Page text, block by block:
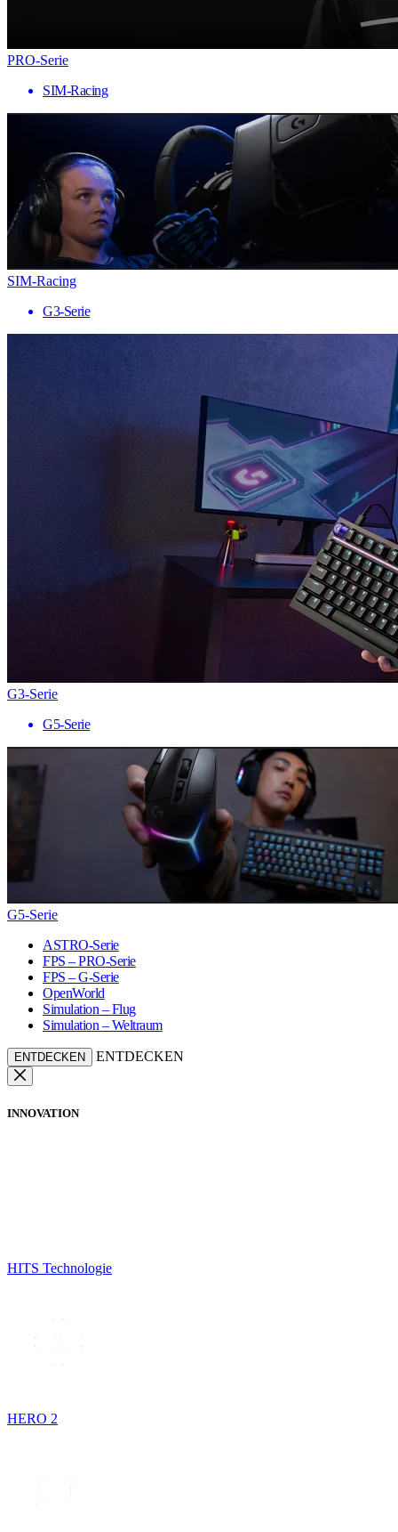
PRO-Serie
SIM-Racing
SIM-Racing
G3-Serie
G3-Serie
G5-Serie
G5-Serie
ASTRO-Serie
FPS – PRO-Serie
FPS – G-Serie
OpenWorld
Simulation – Flug
Simulation – Weltraum
ENTDECKEN ENTDECKEN
INNOVATION
HITS Technologie
HERO 2